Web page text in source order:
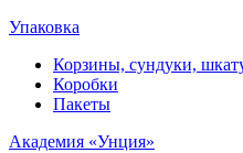
Упаковка
Корзины, сундуки,
Коробки
Пакеты
Академия «Унция»